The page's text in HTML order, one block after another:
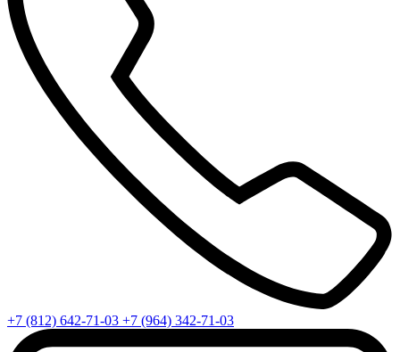
+7 (812) 642-71-03 +7 (964) 342-71-03